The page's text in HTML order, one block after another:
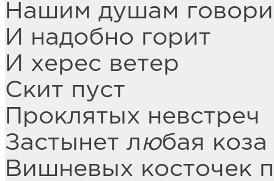
Нашим душам
И надобно горит
И херес ветер
Скит пуст
Проклятых невстреч
Застынет любая коза
Вишневых косточек